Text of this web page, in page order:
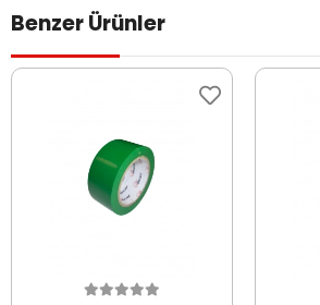
Benzer Ürünler